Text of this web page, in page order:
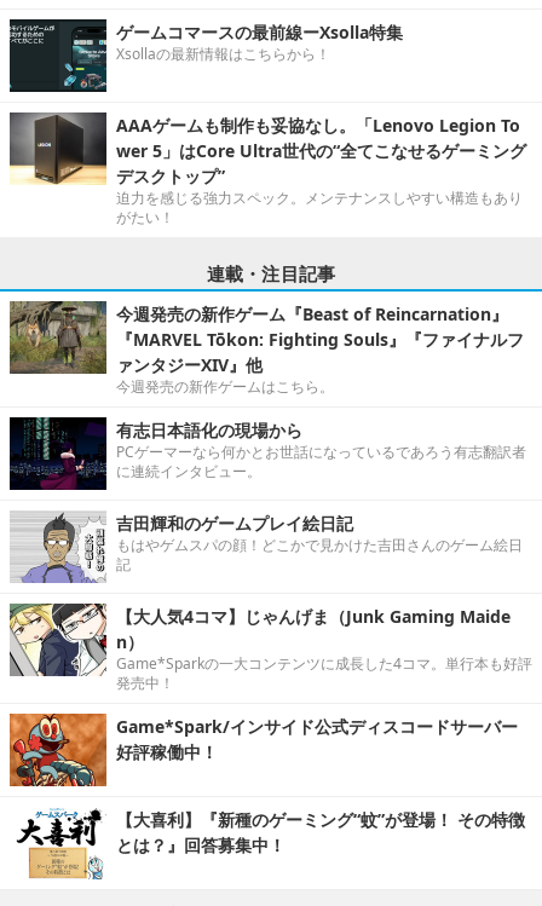
ゲームコマースの最前線ーXsolla特集
Xsollaの最新情報はこちらから！
AAAゲームも制作も妥協なし。「Lenovo Legion To
wer 5」はCore Ultra世代の“全てこなせるゲーミング
デスクトップ”
迫力を感じる強力スペック。メンテナンスしやすい構造もあり
がたい！
連載・注目記事
今週発売の新作ゲーム『Beast of Reincarnation』
『MARVEL Tōkon: Fighting Souls』『ファイナルフ
ァンタジーXIV』他
今週発売の新作ゲームはこちら。
有志日本語化の現場から
PCゲーマーなら何かとお世話になっているであろう有志翻訳者
に連続インタビュー。
吉田輝和のゲームプレイ絵日記
もはやゲムスパの顔！どこかで見かけた吉田さんのゲーム絵日
記
【大人気4コマ】じゃんげま（Junk Gaming Maide
n）
Game*Sparkの一大コンテンツに成長した4コマ。単行本も好評
発売中！
Game*Spark/インサイド公式ディスコードサーバー
好評稼働中！
【大喜利】『新種のゲーミング“蚊”が登場！ その特徴
とは？』回答募集中！